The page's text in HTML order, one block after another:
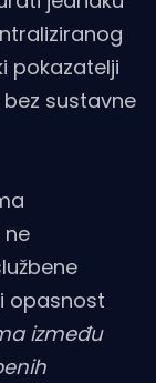
pokazatelji
sustavne
ne
opasnost
između